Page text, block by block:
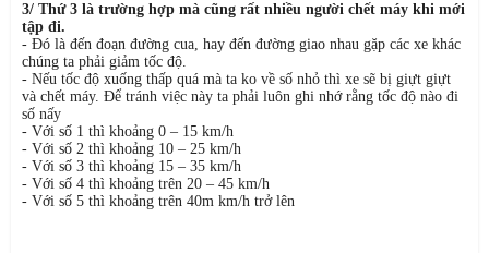
3/ Thứ 3 là trường hợp mà cũng rất nhiều người chết máy khi mới
tập đi.
- Đó là đến đoạn đường cua, hay đến đường giao nhau gặp các xe khác
chúng ta phải giảm tốc độ.
- Nếu tốc độ xuống thấp quá mà ta ko về số nhỏ thì xe sẽ bị giựt giựt
và chết máy. Để tránh việc này ta phải luôn ghi nhớ rằng tốc độ nào đi
số nấy
- Với số 1 thì khoảng 0 – 15 km/h
- Với số 2 thì khoảng 10 – 25 km/h
- Với số 3 thì khoảng 15 – 35 km/h
- Với số 4 thì khoảng trên 20 – 45 km/h
- Với số 5 thì khoảng trên 40m km/h trở lên